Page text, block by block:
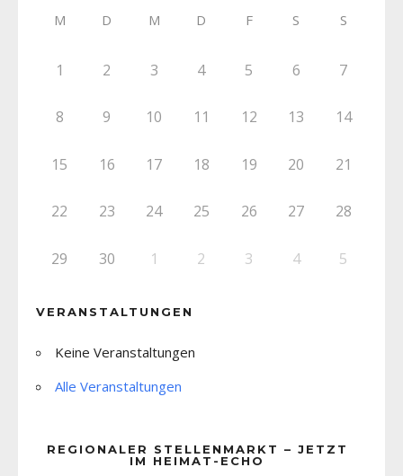
M D M D F S S
1 2 3 4 5 6 7
8 9 10 11 12 13 14
15 16 17 18 19 20 21
22 23 24 25 26 27 28
29 30 1 2 3 4 5
VERANSTALTUNGEN
Keine Veranstaltungen
Alle Veranstaltungen
REGIONALER STELLENMARKT – JETZT
IM HEIMAT-ECHO